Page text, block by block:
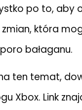
po to, aby
która
bałaganu.
ten temat,
Xbox. Link